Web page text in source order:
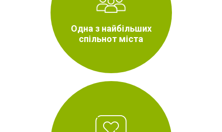
Одна з найбільших
спільнот міста